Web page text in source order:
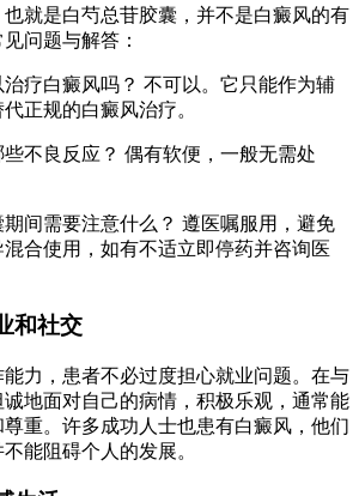
就是白芍总苷胶囊，并不是白癜风的有
问题与解答：
疗白癜风吗？ 不可以。它只能作为辅
正规的白癜风治疗。
不良反应？ 偶有软便，一般无需处
间需要注意什么？ 遵医嘱服用，避免
合使用，如有不适立即停药并咨询医
和社交
力，患者不必过度担心就业问题。在与
诚地面对自己的病情，积极乐观，通常能
重。许多成功人士也患有白癜风，他们
能阻碍个人的发展。